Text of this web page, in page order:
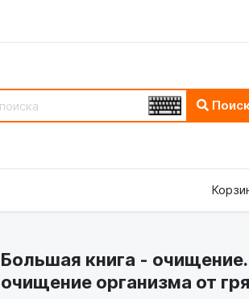
Большая книга -
очищение организма от